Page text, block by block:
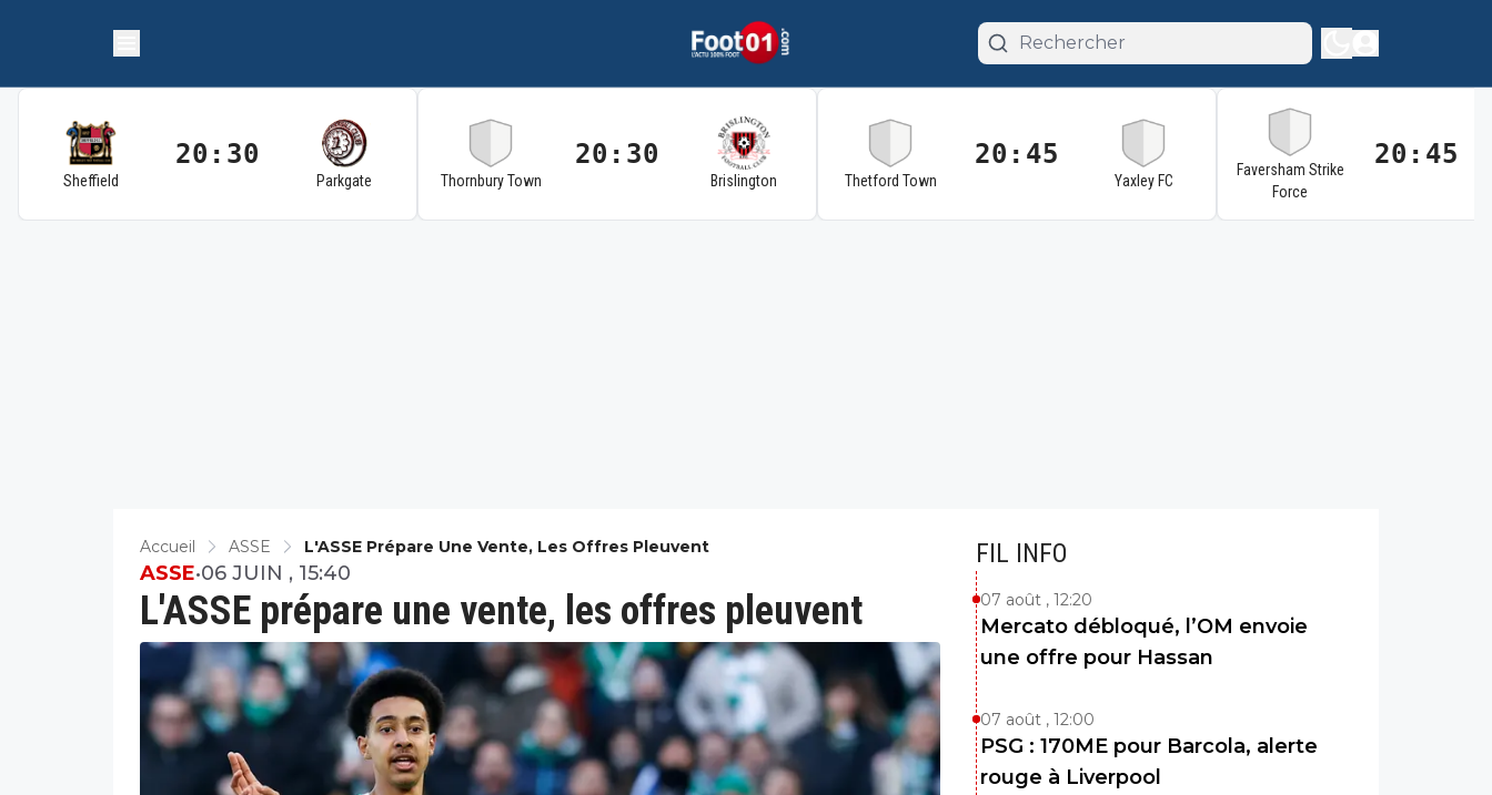
Sheffield
20:30
Parkgate Thornbury Town
20:30
Brislington Thetford Town
20:45
Yaxley FC
Faversham Strike
Force
20:45
Accueil ASSE L'ASSE Prépare Une Vente, Les Offres Pleuvent
L'ASSE prépare une vente, les offres pleuvent
ASSE•06 JUIN , 15:40
FIL INFO
07 août , 12:20
Mercato débloqué, l’OM envoie
une offre pour Hassan
07 août , 12:00
PSG : 170ME pour Barcola, alerte
rouge à Liverpool